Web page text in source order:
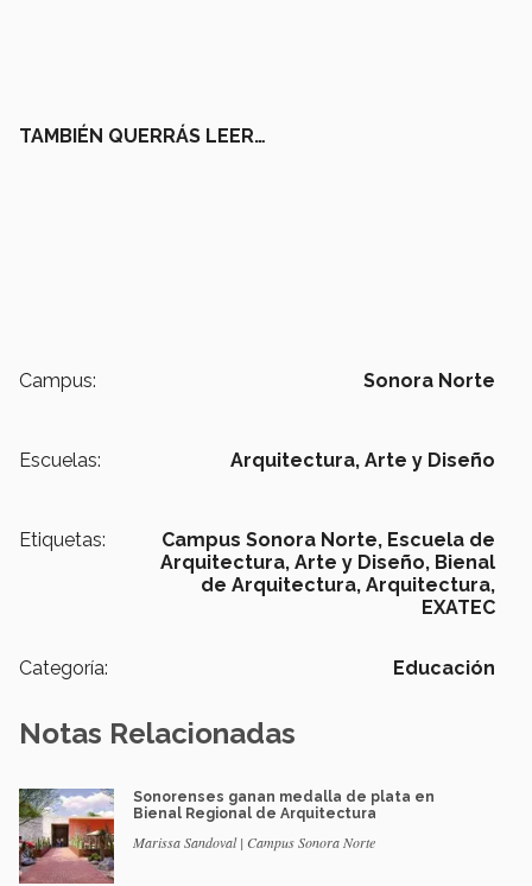
TAMBIÉN QUERRÁS LEER…
Campus: Sonora Norte
Escuelas: Arquitectura, Arte y Diseño
Etiquetas: Campus Sonora Norte, Escuela de
Arquitectura, Arte y Diseño, Bienal
de Arquitectura, Arquitectura,
EXATEC
Categoría: Educación
Notas Relacionadas
Sonorenses ganan medalla de plata en
Bienal Regional de Arquitectura
Marissa Sandoval | Campus Sonora Norte